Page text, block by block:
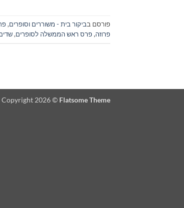
פורסם בביקור בית - משוררים וסופרים,
פרוזה,פרס ראש הממשלה לסופרים,
Copyright 2026 © Flatsome Theme